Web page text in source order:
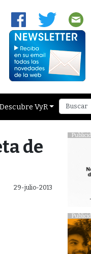
Descubre VyR
de
29-julio-2013